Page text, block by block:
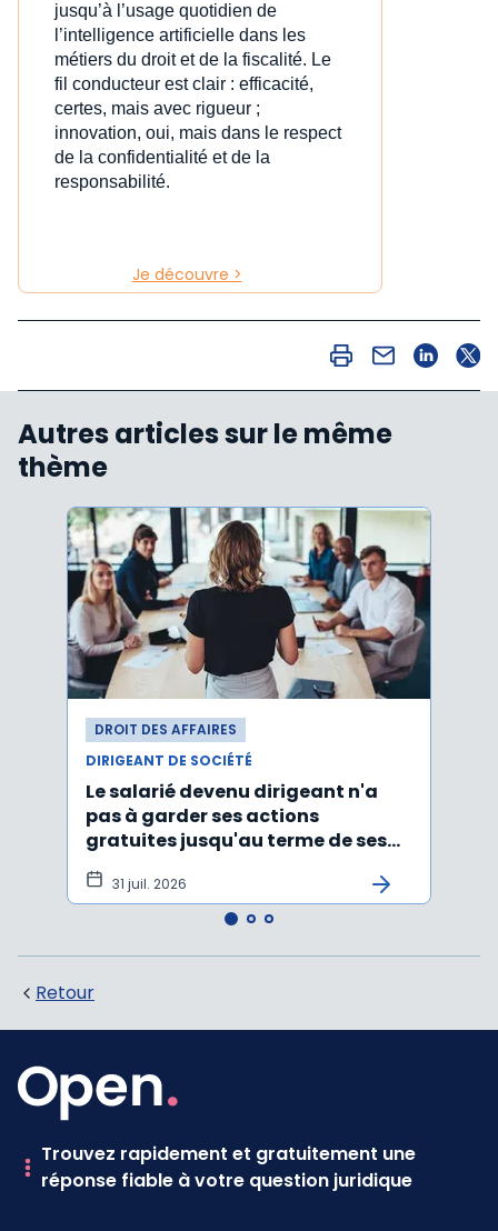
jusqu’à l’usage quotidien de
l’intelligence artificielle dans les
métiers du droit et de la fiscalité. Le
fil conducteur est clair : efficacité,
certes, mais avec rigueur ;
innovation, oui, mais dans le respect
de la confidentialité et de la
responsabilité.
Je découvre >
Autres articles sur le même
thème
DROIT DES AFFAIRES
DIRIGEANT DE SOCIÉTÉ
Le salarié devenu dirigeant n'a
pas à garder ses actions
gratuites jusqu'au terme de ses
fonctions
31 juil. 2026
Retour
Trouvez rapidement et gratuitement une
réponse fiable à votre question juridique